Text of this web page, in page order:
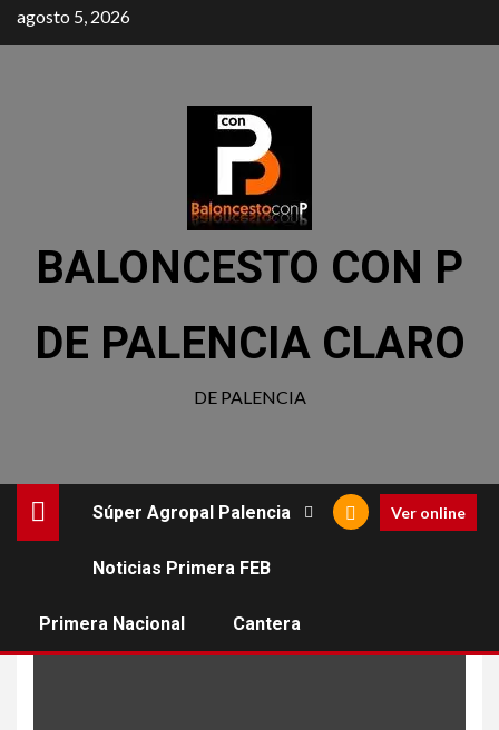
agosto 5, 2026
BALONCESTO CON P
DE PALENCIA CLARO
DE PALENCIA
Súper Agropal Palencia
Noticias Primera FEB
Primera Nacional Cantera
Ver online